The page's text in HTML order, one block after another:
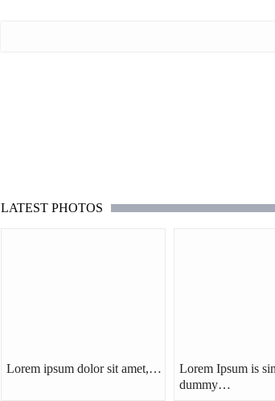
LATEST PHOTOS
Lorem ipsum dolor sit amet,…
Lorem Ipsum is
dummy…